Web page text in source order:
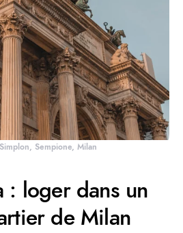
Sempione, Milan
: loger dans un
de Milan